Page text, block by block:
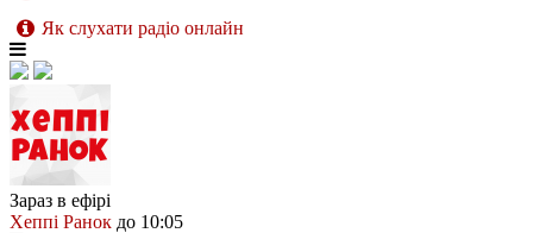
Як слухати радіо онлайн
Зараз в ефірі
Хеппі Ранок до 10:05